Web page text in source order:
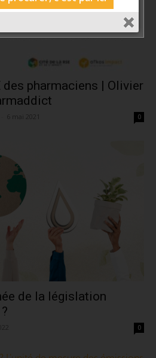
des pharmaciens | Olivier
6 mai 2021 0
de la législation
0